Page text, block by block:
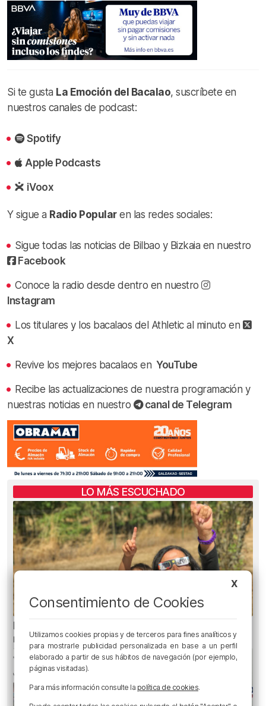
Si te gusta La Emoción del Bacalao, suscríbete en
nuestros canales de podcast:
Spotify
Apple Podcasts
iVoox
Y sigue a Radio Popularen las redes sociales:
Sigue todas las noticias de Bilbao y Bizkaia en nuestro
Facebook
Conoce la radio desde dentro en nuestro
Instagram
Los titulares y los bacalaos del Athletic al minuto en
X
Revive los mejores bacalaos en YouTube
Recibe las actualizaciones de nuestra programación y
nuestras noticias en nuestro
canal de Telegram
LO MÁS ESCUCHADO
El aviso de los pediatras ante el eclipse: una
mirada puede causar daños irreversibles
X
Consentimiento de Cookies
Utilizamos cookies propias y de terceros para fines analíticos y
para mostrarle publicidad personalizada en base a un perfil
elaborado a partir de sus hábitos de navegación (por ejemplo,
páginas visitadas).
Para más información consulte la política de cookies.